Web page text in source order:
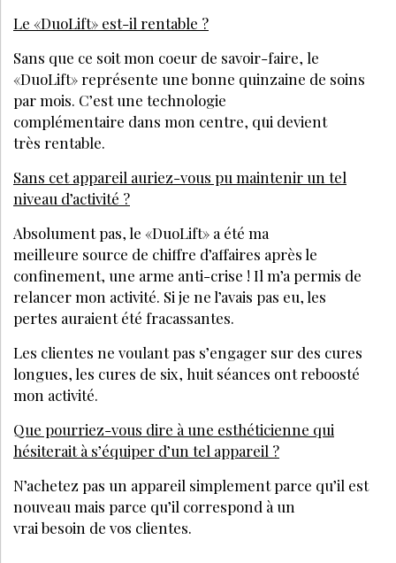
Le «DuoLift» est-il rentable ?
Sans que ce soit mon coeur de savoir-faire, le
«DuoLift» représente une bonne quinzaine de soins
par mois. C’est une technologie
complémentaire dans mon centre, qui devient
très rentable.
Sans cet appareil auriez-vous pu maintenir un tel
niveau d’activité ?
Absolument pas, le «DuoLift» a été ma
meilleure source de chiffre d’affaires après le
confinement, une arme anti-crise ! Il m’a permis de
relancer mon activité. Si je ne l’avais pas eu, les
pertes auraient été fracassantes.
Les clientes ne voulant pas s’engager sur des cures
longues, les cures de six, huit séances ont reboosté
mon activité.
Que pourriez-vous dire à une esthéticienne qui
hésiterait à s’équiper d’un tel appareil ?
N’achetez pas un appareil simplement parce qu’il est
nouveau mais parce qu’il correspond à un
vrai besoin de vos clientes.